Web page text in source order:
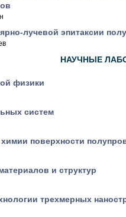
лучевой эпитаксии
НАУЧНЫЕ
физики
систем
поверхности
и структур
трехмерных